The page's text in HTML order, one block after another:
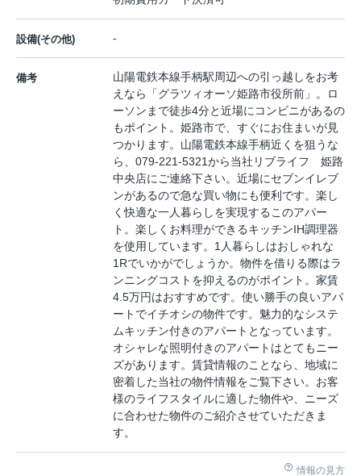
設備(その他) -
備考
山陽電鉄本線手柄駅周辺への引っ越しをお考
えなら「グラツィオーソ姫路市役所前」。ロ
ーソンまで徒歩4分と近場にコンビニがあるの
もポイント。姫路市で、すぐにお住まいが見
つかります。山陽電鉄本線手柄近くを狙うな
ら、079-221-5321から当社リブライフ 姫路
中央店にご連絡下さい。近場にセブンイレブ
ンがあるので急な買い物にも便利です。楽し
く快適な一人暮らしを実現するこのアパー
ト。楽しくお料理ができるキッチンIH調理器
を使用しています。1人暮らしはおしゃれな
1Rでいかがでしょうか。物件を借りる際はラ
ンニングコストを抑えるのがポイント。家賃
4.5万円はおすすめです。使い勝手の良いアパ
ートでイチオシの物件です。魅力的なシステ
ムキッチン付きのアパートとなっています。
オシャレな照明付きのアパートはとてもニー
ズがあります。賃貸情報のことなら、地域に
密着した当社の物件情報をご覧下さい。お客
様のライフスタイルに適した物件や、ニーズ
に合わせた物件のご紹介させていただきま
す。
情報の見方